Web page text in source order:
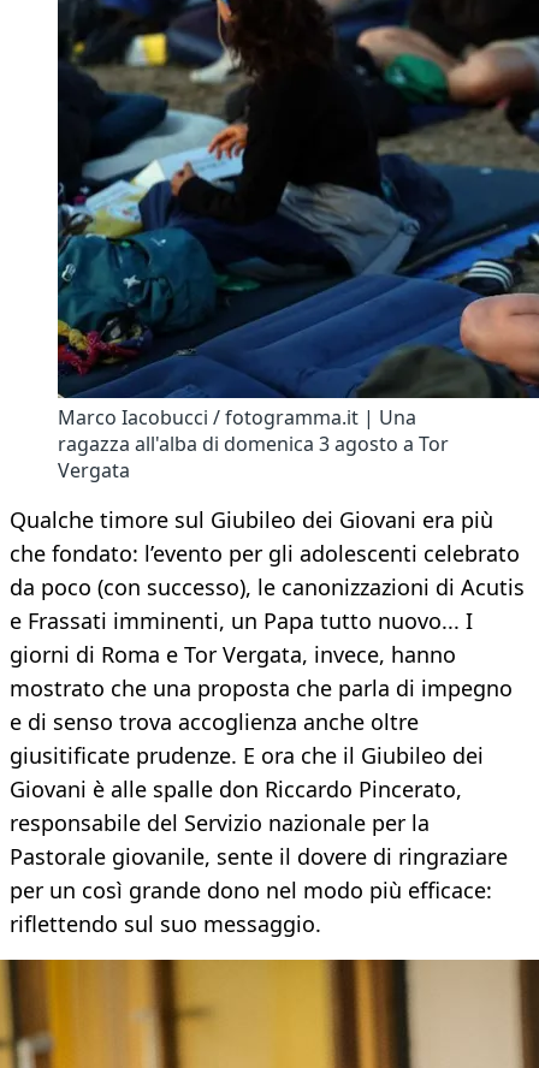
Marco Iacobucci / fotogramma.it | Una
ragazza all'alba di domenica 3 agosto a Tor
Vergata
Qualche timore sul Giubileo dei Giovani era più
che fondato: l’evento per gli adolescenti celebrato
da poco (con successo), le canonizzazioni di Acutis
e Frassati imminenti, un Papa tutto nuovo... I
giorni di Roma e Tor Vergata, invece, hanno
mostrato che una proposta che parla di impegno
e di senso trova accoglienza anche oltre
giusitificate prudenze. E ora che il Giubileo dei
Giovani è alle spalle don Riccardo Pincerato,
responsabile del Servizio nazionale per la
Pastorale giovanile, sente il dovere di ringraziare
per un così grande dono nel modo più efficace:
riflettendo sul suo messaggio.